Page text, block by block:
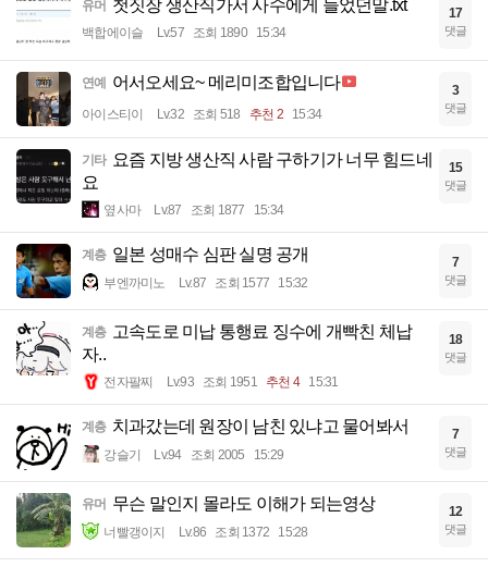
유머 첫짓장 생산직가서 사수에게 들었던말.txt
백합에이슬 Lv.57 조회 1890 15:34
17
댓글
연예 어서오세요~ 메리미조합입니다
아이스티이 Lv.32 조회 518 추천 2 15:34
3
댓글
기타 요즘 지방 생산직 사람 구하기가 너무 힘드네
요
옆사마 Lv.87 조회 1877 15:34
15
댓글
계층 일본 성매수 심판 실명 공개
부엔까미노 Lv.87 조회 1577 15:32
7
댓글
계층 고속도로 미납 통행료 징수에 개빡친 체납
자..
전자팔찌 Lv.93 조회 1951 추천 4 15:31
18
댓글
계층 치과갔는데 원장이 남친 있냐고 물어봐서
강슬기 Lv.94 조회 2005 15:29
7
댓글
유머 무슨 말인지 몰라도 이해가 되는영상
너빨갱이지 Lv.86 조회 1372 15:28
12
댓글